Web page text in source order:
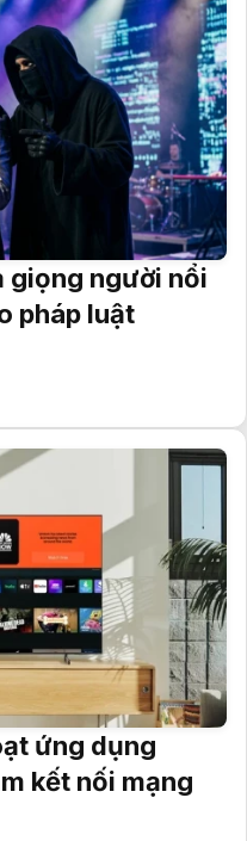
giọng người nổi
pháp luật
ứng dụng
kết nối mạng